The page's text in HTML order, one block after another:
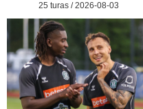
25 turas / 2026-08-03